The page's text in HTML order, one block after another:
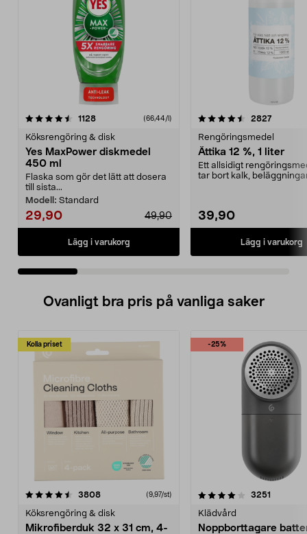
1128recensioner (66,44/l)
Köksrengöring & disk
Yes MaxPower diskmedel
450 ml
Flaska som gör det lätt att dosera
till sista...
Modell: Standard
29,90 49,90
Lägg i varukorg
4.5 av 5 stjärnor 2827
Rengöringsmedel
Ättika 12 %, 1 liter
Ett allsidigt
tar bort kalk,
39,90
Lägg i varukorg
4.5 av 5 stjärnor
Ovanligt bra pris på vanliga saker
Kolla priset
3808recensioner (9,97/st)
Köksrengöring & disk
Mikrofiberduk 32 x 31 cm, 4-
-25%
4.0av 5 stjärnor 3251
Klädvård
Noppborttagare
4.5av 5 stjärnor